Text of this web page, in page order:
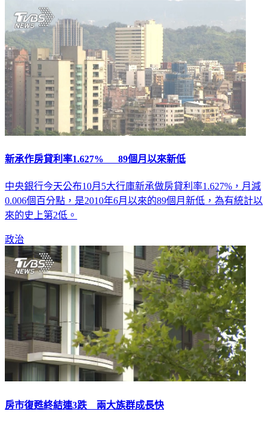
新承作房貸利率1.627% 89個月以來新低
中央銀行今天公布10月5大行庫新承做房貸利率1.627%，月減
0.006個百分點，是2010年6月以來的89個月新低，為有統計以
來的史上第2低。
政治
房市復甦終結連3跌 兩大族群成長快